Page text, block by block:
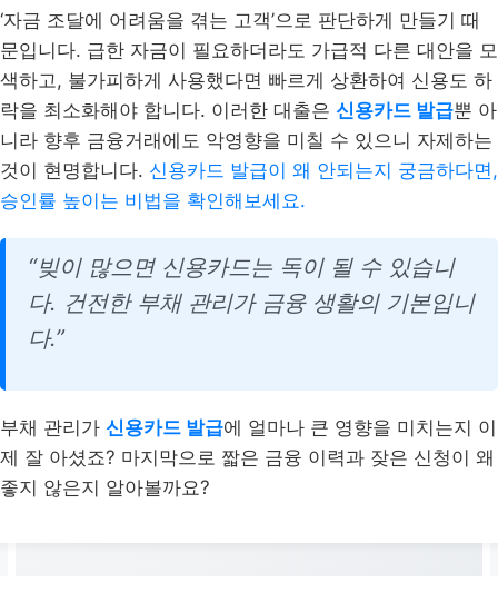
‘자금 조달에 어려움을 겪는 고객’으로 판단하게 만들기 때
문입니다. 급한 자금이 필요하더라도 가급적 다른 대안을 모
색하고, 불가피하게 사용했다면 빠르게 상환하여 신용도 하
락을 최소화해야 합니다. 이러한 대출은 신용카드 발급뿐 아
니라 향후 금융거래에도 악영향을 미칠 수 있으니 자제하는
것이 현명합니다. 신용카드 발급이 왜 안되는지 궁금하다면,
승인률 높이는 비법을 확인해보세요.
“빚이 많으면 신용카드는 독이 될 수 있습니
다. 건전한 부채 관리가 금융 생활의 기본입니
다.”
부채 관리가 신용카드 발급에 얼마나 큰 영향을 미치는지 이
제 잘 아셨죠? 마지막으로 짧은 금융 이력과 잦은 신청이 왜
좋지 않은지 알아볼까요?